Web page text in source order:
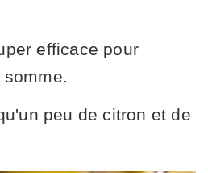
efficace pour
peu de citron et de